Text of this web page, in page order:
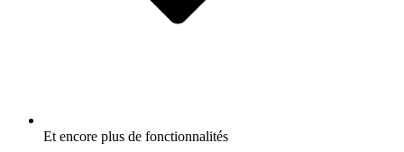
Et encore plus de fonctionnalités